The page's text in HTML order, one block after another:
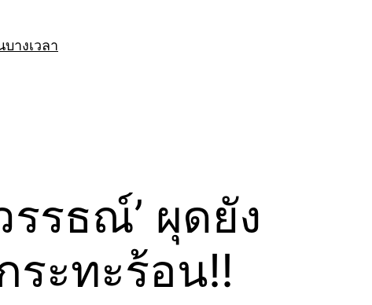
างเวลา
รธณ์’ ผุดยัง
ะทะร้อน!!